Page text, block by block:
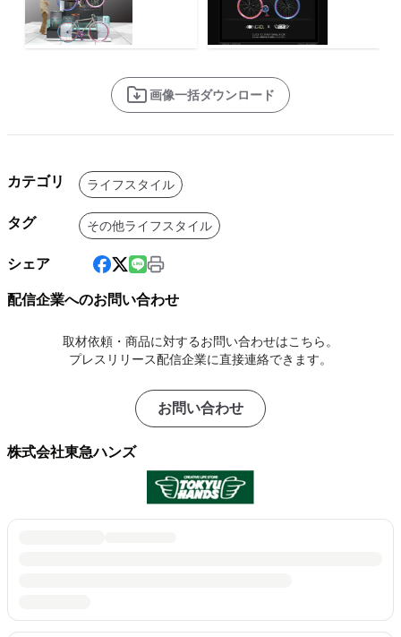
画像一括ダウンロード
カテゴリ ライフスタイル
タグ その他ライフスタイル
シェア
配信企業へのお問い合わせ
取材依頼・商品に対するお問い合わせはこちら。
プレスリリース配信企業に直接連絡できます。
お問い合わせ
株式会社東急ハンズ